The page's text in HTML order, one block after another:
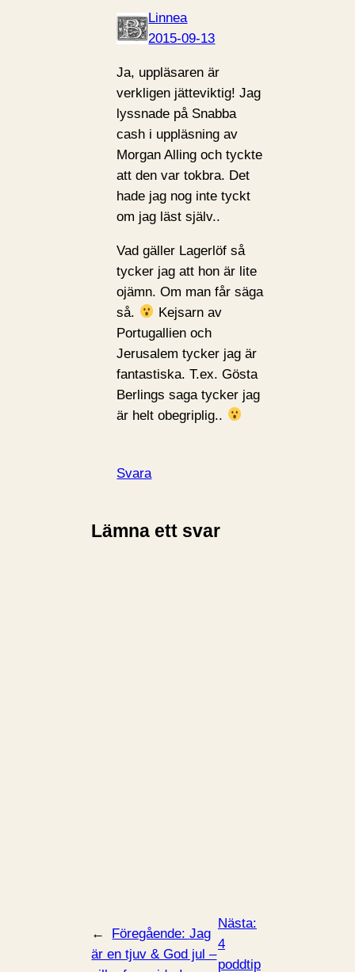
Linnea
2015-09-13
Ja, uppläsaren är
verkligen jätteviktig! Jag
lyssnade på Snabba
cash i uppläsning av
Morgan Alling och tyckte
att den var tokbra. Det
hade jag nog inte tyckt
om jag läst själv..
Vad gäller Lagerlöf så
tycker jag att hon är lite
ojämn. Om man får säga
så.
Kejsarn av
Portugallien och
Jerusalem tycker jag är
fantastiska. T.ex. Gösta
Berlings saga tycker jag
är helt obegriplig..
Svara
Lämna ett svar
← Föregående:Jag
är en tjuv & God jul –
Nästa:
4
poddtip